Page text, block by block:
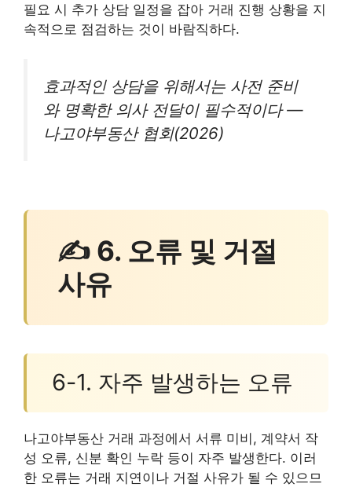
필요 시 추가 상담 일정을 잡아 거래 진행 상황을 지
속적으로 점검하는 것이 바람직하다.
효과적인 상담을 위해서는 사전 준비
와 명확한 의사 전달이 필수적이다 —
나고야부동산 협회(2026)
✍ 6. 오류 및 거절
사유
6-1. 자주 발생하는 오류
나고야부동산 거래 과정에서 서류 미비, 계약서 작
성 오류, 신분 확인 누락 등이 자주 발생한다. 이러
한 오류는 거래 지연이나 거절 사유가 될 수 있으므